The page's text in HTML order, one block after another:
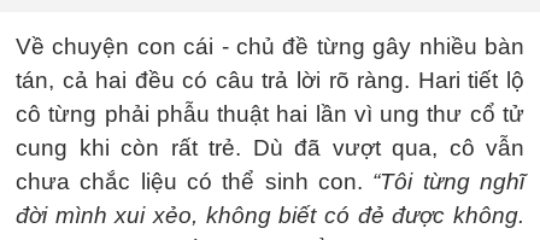
Về chuyện con cái - chủ đề từng gây nhiều bàn
tán, cả hai đều có câu trả lời rõ ràng. Hari tiết lộ
cô từng phải phẫu thuật hai lần vì ung thư cổ tử
cung khi còn rất trẻ. Dù đã vượt qua, cô vẫn
chưa chắc liệu có thể sinh con. “Tôi từng nghĩ
đời mình xui xẻo, không biết có đẻ được không.